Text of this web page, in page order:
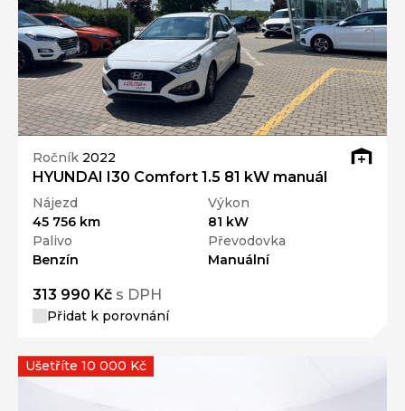
Ročník 2022
HYUNDAI I30 Comfort 1.5 81 kW manuál
Nájezd
45 756 km
Výkon
81 kW
Palivo
Benzín
Převodovka
Manuální
313 990 Kč s DPH
Přidat k porovnání
Ušetříte 10 000 Kč